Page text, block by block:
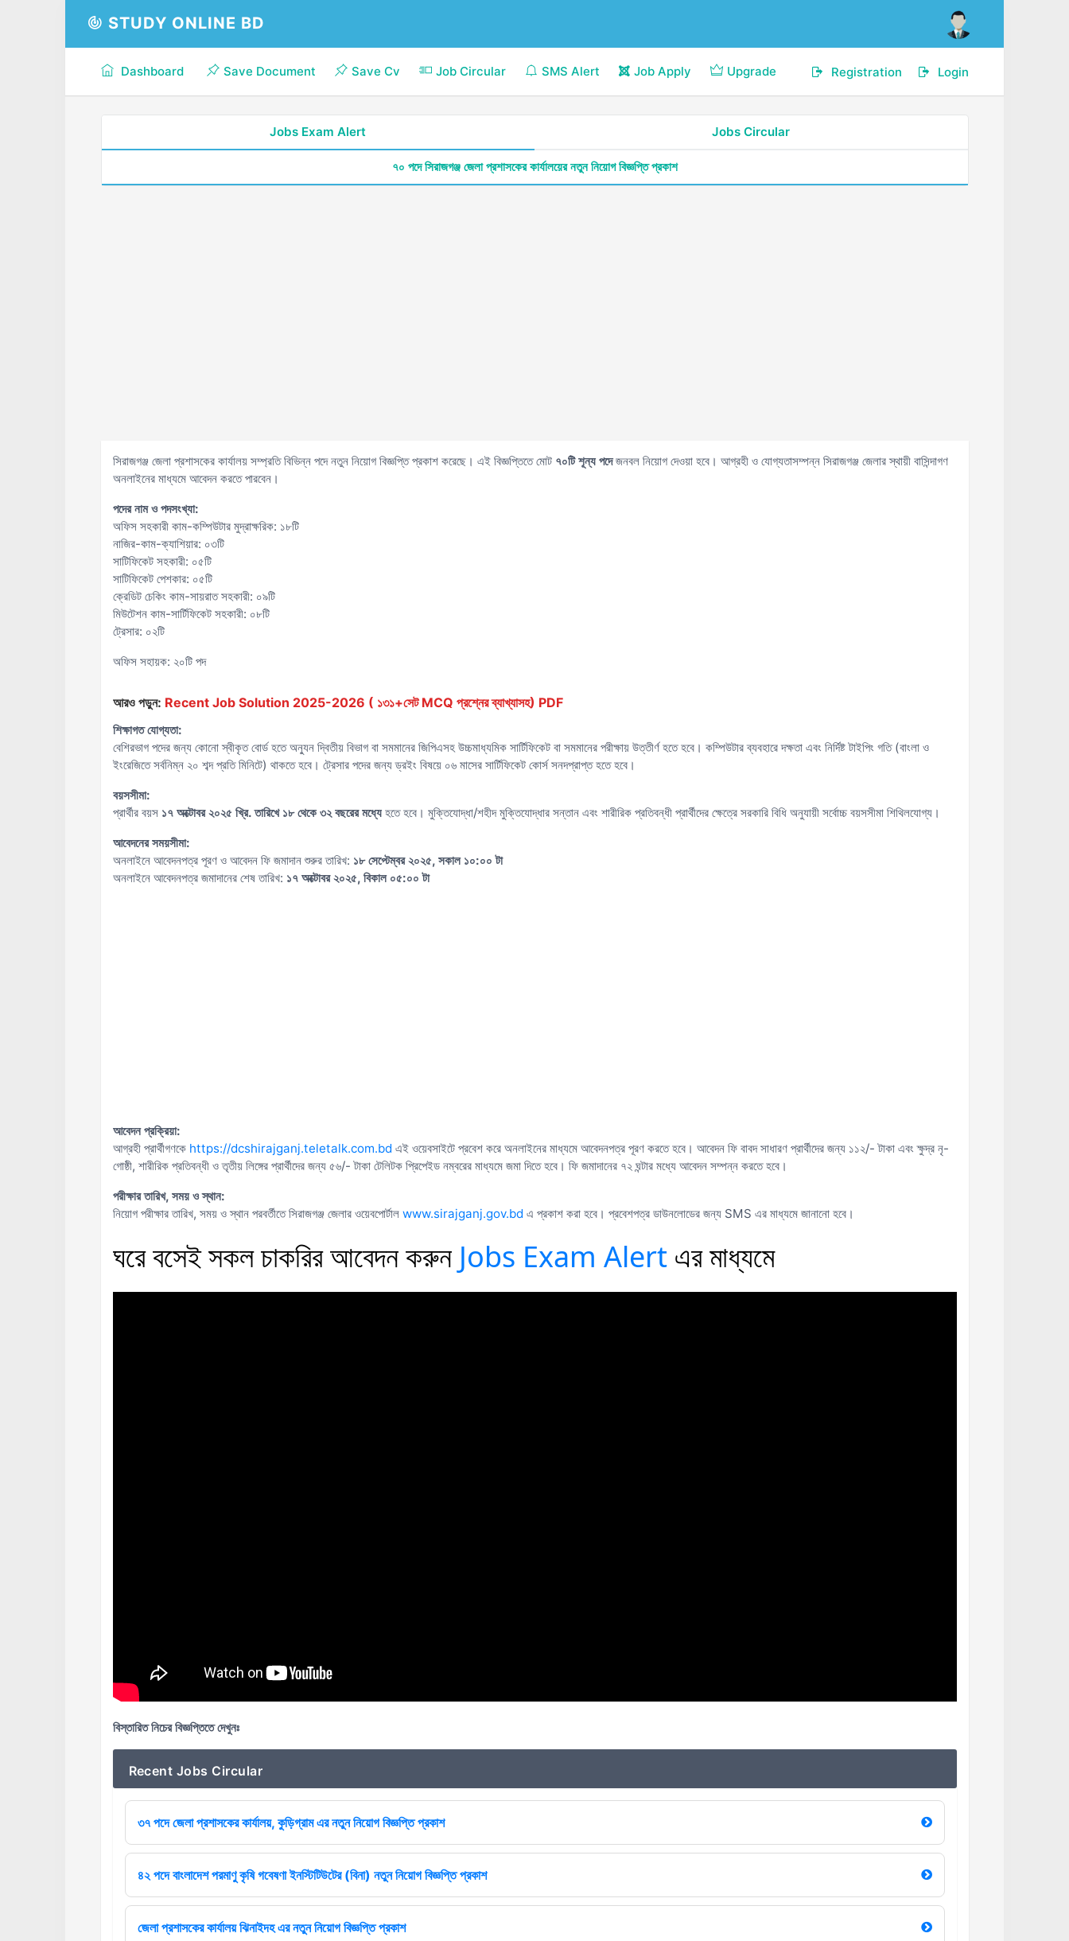
STUDY ONLINE BD
Dashboard Save Document Save Cv Job Circular SMS Alert Job Apply Upgrade Login
Registration
Jobs Exam Alert Jobs Circular
৭০ পদে সিরাজগঞ্জ জেলা প্রশাসকের কার্যালয়ের নতুন নিয়োগ বিজ্ঞপ্তি প্রকাশ
সিরাজগঞ্জ জেলা প্রশাসকের কার্যালয় সম্প্রতি বিভিন্ন পদে নতুন নিয়োগ বিজ্ঞপ্তি প্রকাশ করেছে। এই বিজ্ঞপ্তিতে মোট ৭০টি শূন্য পদেজনবল নিয়োগ দেওয়া হবে। আগ্রহী ও যোগ্যতাসম্পন্ন সিরাজগঞ্জ জেলার স্থায়ী বাসিন্দাগণ
অনলাইনের মাধ্যমে আবেদন করতে পারবেন।
পদের নাম ও পদসংখ্যা:
অফিস সহকারী কাম-কম্পিউটার মুদ্রাক্ষরিক: ১৮টি
নাজির-কাম-ক্যাশিয়ার: ০৩টি
সাটিফিকেট সহকারী: ০৫টি
সাটিফিকেট পেশকার: ০৫টি
ক্রেডিট চেকিং কাম-সায়রাত সহকারী: ০৯টি
মিউটেশন কাম-সার্টিফিকেট সহকারী: ০৮টি
ট্রেসার: ০২টি
অফিস সহায়ক: ২০টি পদ
আরও পড়ুন: Recent Job Solution 2025-2026 ( ১৩১+সেট MCQ প্রশ্নের ব্যাখ্যাসহ) PDF
শিক্ষাগত যোগ্যতা:
বেশিরভাগ পদের জন্য কোনো স্বীকৃত বোর্ড হতে অন্যুন দ্বিতীয় বিভাগ বা সমমানের জিপিএসহ উচ্চমাধ্যমিক সার্টিফিকেট বা সমমানের পরীক্ষায় উত্তীর্ণ হতে হবে। কম্পিউটার ব্যবহারে দক্ষতা এবং নির্দিষ্ট টাইপিং গতি (বাংলা ও
ইংরেজিতে সর্বনিম্ন ২০ শব্দ প্রতি মিনিটে) থাকতে হবে। ট্রেসার পদের জন্য ড্রইং বিষয়ে ০৬ মাসের সার্টিফিকেট কোর্স সনদপ্রাপ্ত হতে হবে।
বয়সসীমা:
প্রার্থীর বয়স ১৭ অক্টোবর ২০২৫ খ্রি. তারিখে ১৮ থেকে ৩২ বছরের মধ্যেহতে হবে। মুক্তিযোদ্ধা/শহীদ মুক্তিযোদ্ধার সন্তান এবং শারীরিক প্রতিবন্ধী প্রার্থীদের ক্ষেত্রে সরকারি বিধি অনুযায়ী সর্বোচ্চ বয়সসীমা শিথিলযোগ্য।
আবেদনের সময়সীমা:
অনলাইনে আবেদনপত্র পূরণ ও আবেদন ফি জমাদান শুরুর তারিখ: ১৮ সেপ্টেম্বর ২০২৫, সকাল ১০:০০ টা
অনলাইনে আবেদনপত্র জমাদানের শেষ তারিখ: ১৭ অক্টোবর ২০২৫, বিকাল ০৫:০০ টা
আবেদন প্রক্রিয়া:
আগ্রহী প্রার্থীগণকে https://dcshirajganj.teletalk.com.bd এই ওয়েবসাইটে প্রবেশ করে অনলাইনের মাধ্যমে আবেদনপত্র পূরণ করতে হবে। আবেদন ফি বাবদ সাধারণ প্রার্থীদের জন্য ১১২/- টাকা এবং ক্ষুদ্র নৃ-
গোষ্ঠী, শারীরিক প্রতিবন্ধী ও তৃতীয় লিঙ্গের প্রার্থীদের জন্য ৫৬/- টাকা টেলিটক প্রিপেইড নম্বরের মাধ্যমে জমা দিতে হবে। ফি জমাদানের ৭২ ঘন্টার মধ্যে আবেদন সম্পন্ন করতে হবে।
পরীক্ষার তারিখ, সময় ও স্থান:
নিয়োগ পরীক্ষার তারিখ, সময় ও স্থান পরবর্তীতে সিরাজগঞ্জ জেলার ওয়েবপোর্টাল www.sirajganj.gov.bd এ প্রকাশ করা হবে। প্রবেশপত্র ডাউনলোডের জন্য SMS এর মাধ্যমে জানানো হবে।
ঘরে বসেই সকল চাকরির আবেদন করুন Jobs Exam Alert এর মাধ্যমে
বিস্তারিত নিচের বিজ্ঞপ্তিতে দেখুনঃ
Recent Jobs Circular
৩৭ পদে জেলা প্রশাসকের কার্যালয়, কুড়িগ্রাম এর নতুন নিয়োগ বিজ্ঞপ্তি প্রকাশ
৪২ পদে বাংলাদেশ পরমাণু কৃষি গবেষণা ইনস্টিটিউটের (বিনা) নতুন নিয়োগ বিজ্ঞপ্তি প্রকাশ
জেলা প্রশাসকের কার্যালয় ঝিনাইদহ এর নতুন নিয়োগ বিজ্ঞপ্তি প্রকাশ